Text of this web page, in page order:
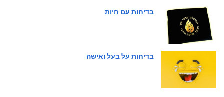
בדיחות עם חיות
בדיחות על בעל ואישה